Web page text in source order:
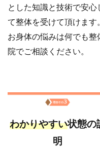
とした知識と技術で安心
て整体を受けて頂けます
お身体の悩みは何でも整
院でご相談ください。
わかりやすい状態の
明